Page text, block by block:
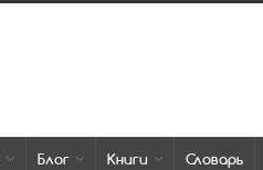
Блог Книги Словарь